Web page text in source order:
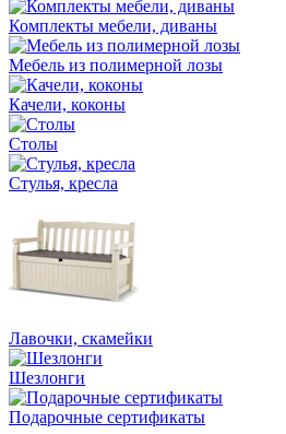
Комплекты мебели, диваны
Мебель из полимерной лозы
Качели, коконы
Столы
Стулья, кресла
Лавочки, скамейки
Шезлонги
Подарочные сертификаты